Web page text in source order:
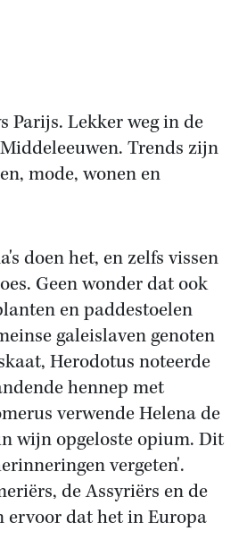
Parijs. Lekker weg in de
Trends zijn
mode, wonen en
doen het, en zelfs vissen
Geen wonder dat ook
en paddestoelen
galeislaven genoten
Herodotus noteerde
hennep met
verwende Helena de
wijn opgeloste opium. Dit
vergeten'.
de Assyriërs en de
ervoor dat het in Europa